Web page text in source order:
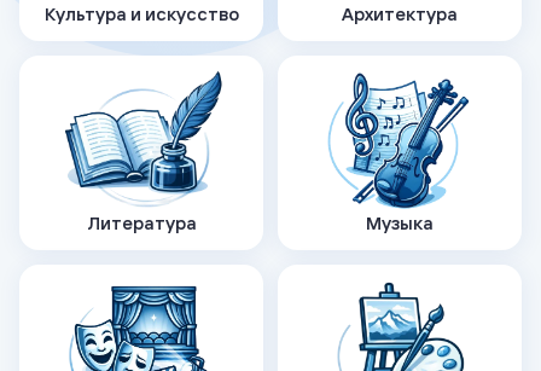
Культура и искусство Архитектура
Литература Музыка